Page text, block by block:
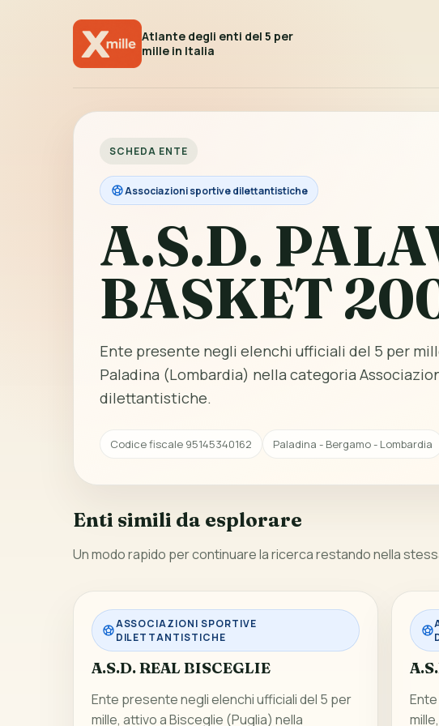
Atlante degli enti del 5 per
mille in Italia
SCHEDA ENTE
Associazioni sportive dilettantistiche
A.S.D.
BASKET
Ente presente negli elenchi ufficiali del 5 per
Paladina (Lombardia) nella categoria
dilettantistiche.
Codice fiscale 95145340162 Paladina - Bergamo - Lombardia
Enti simili da esplorare
Un modo rapido per continuare la ricerca restando nella
ASSOCIAZIONI SPORTIVE
DILETTANTISTICHE
A.S.D. REAL BISCEGLIE
Ente presente negli elenchi ufficiali del 5 per
mille, attivo a Bisceglie (Puglia) nella